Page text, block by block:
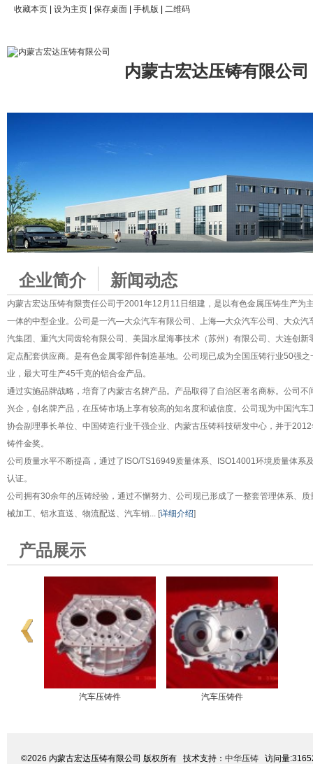
收藏本页 设为主页 保存桌面 手机版 二维码
内蒙古宏达压铸有限公司
企业简介 新闻动态
内蒙古宏达压铸有限责任公司于2001年12月11日组建，是以有色金属压铸生产为
一体的中型企业。公司是一汽—大众汽车有限公司、上海—大众汽车公司、大众汽
汽集团、重汽大同齿轮有限公司、美国水星海事技术（苏州）有限公司、大连创新
定点配套供应商。是有色金属零部件制造基地。公司现已成为全国压铸行业50强
业，最大可生产45千克的铝合金产品。
通过实施品牌战略，培育了内蒙古名牌产品。产品取得了自治区著名商标。公司不
兴企，创名牌产品，在压铸市场上享有较高的知名度和诚信度。公司现为中国汽
协会副理事长单位、中国铸造行业千强企业、内蒙古压铸科技研发中心，并于
铸件金奖。
公司质量水平不断提高，通过了ISO/TS16949质量体系、ISO14001环境质量体系
认证。
公司拥有30余年的压铸经验，通过不懈努力、公司现已形成了一整套管理体系、
械加工、铝水直送、物流配送、汽车销... [详细介绍]
产品展示
汽车压铸件 汽车压铸件
©2026 内蒙古宏达压铸有限公司 版权所有 技术支持： 中华压铸 访问量